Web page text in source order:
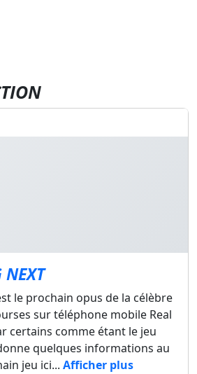
NEXT
le prochain opus de la célèbre
sur téléphone mobile Real
certains comme étant le jeu
quelques informations au
jeu ici... Afficher plus